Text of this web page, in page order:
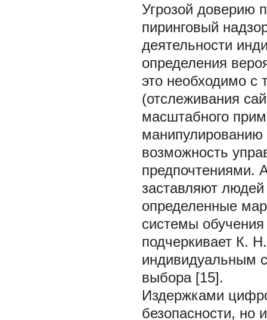
Угрозой доверию
пиринговый
деятельности
определения
это необходимо с
(отслеживания
масштабного
возможность
предпочтениями.
заставляют
определенные
системы
подчеркивает К.
индивидуальным
выбора [15].
Издержками
безопасности, но